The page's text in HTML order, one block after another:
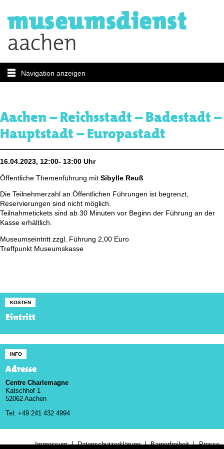
Navigation anzeigen
Aachen – Reichsstadt – Badestadt –
Hauptstadt – Europastadt
16.04.2023, 12:00- 13:00 Uhr
Öffentliche Themenführung mit Sibylle Reuß
Die Teilnehmerzahl an Öffentlichen Führungen ist begrenzt,
Reservierungen sind nicht möglich.
Teilnahmetickets sind ab 30 Minuten vor Beginn der Führung an der
Kasse erhältlich.
Museumseintritt zzgl. Führung 2,00 Euro
Treffpunkt Museumskasse
KOSTEN
Eintritt
INFO
Adresse
Centre Charlemagne
Katschhof 1
52062 Aachen
Tel: +49 241 432 4994
Impressum Datenschutzerklärung Barrierfreiheit Presse